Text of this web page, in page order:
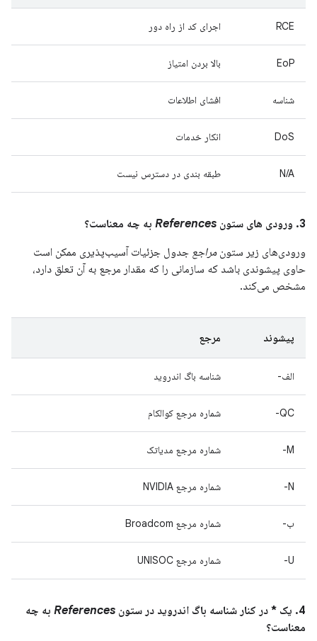
RCE اجرای کد از راه دور
EoP بالا بردن امتیاز
شناسه افشای اطلاعات
DoS انکار خدمات
N/A طبقه بندی در دسترس نیست
3. ورودی های ستون References به چه معناست؟
ورودی‌های زیر ستون مراجع جدول جزئیات آسیب‌پذیری ممکن است
حاوی پیشوندی باشد که سازمانی را که مقدار مرجع به آن تعلق دارد،
مشخص می‌کند.
پیشوند مرجع
الف- شناسه باگ اندروید
QC- شماره مرجع کوالکام
M- شماره مرجع مدیاتک
N- شماره مرجع NVIDIA
ب- شماره مرجع Broadcom
U- شماره مرجع UNISOC
4. یک * در کنار شناسه باگ اندروید در ستون References به چه
معناست؟